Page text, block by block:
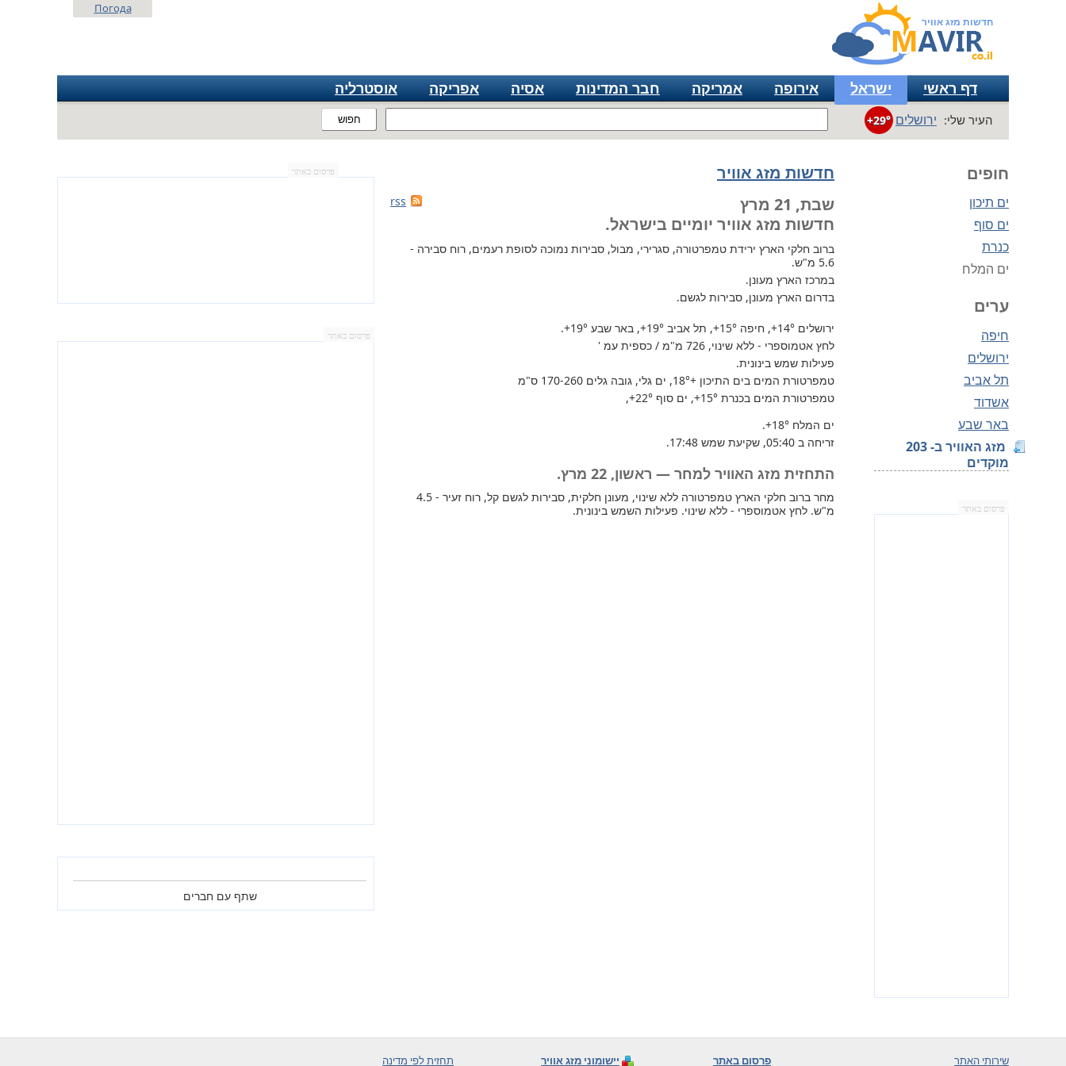
חדשות מזג אוויר
חפוש
Погода
דף ראשי ישראל אירופה אמריקה חבר המדינות אסיה אפריקה אוסטרליה
העיר שלי: ירושלים +29°
חופים
ים תיכון
ים סוף
כנרת
ים המלח
ערים
חיפה
ירושלים
תל אביב
אשדוד
באר שבע
מזג האוויר ב- 203
מוקדים
פרסום באתר
חדשות מזג אוויר
rss
שבת, 21 מרץ
חדשות מזג אוויר יומיים בישראל.
ברוב חלקי הארץ ירידת טמפרטורה, סגרירי, מבול, סבירות נמוכה לסופת רעמים, רוח סבירה -
5.6 מ"ש.
במרכז הארץ מעונן.
בדרום הארץ מעונן, סבירות לגשם.
ירושלים +14°, חיפה +15°, תל אביב +19°, באר שבע +19°
.
לחץ אטמוספרי - ללא שינוי, 726 מ"מ / כספית עמ '
פעילות שמש בינונית.
טמפרטורת המים בים התיכון +18°
, ים גלי, גובה גלים 170-260 ס"מ
טמפרטורת המים בכנרת +15°, ים סוף +22°
,
ים המלח +18°
.
זריחה ב 05:40, שקיעת שמש 17:48.
התחזית מזג האוויר למחר — ראשון, 22 מרץ.
מחר ברוב חלקי הארץ טמפרטורה ללא שינוי, מעונן חלקית, סבירות לגשם קל, רוח זעיר - 4.5
מ"ש. לחץ אטמוספרי - ללא שינוי. פעילות השמש בינונית.
פרסום באתר
פרסום באתר
שתף עם חברים
שירותי האתר פרסום באתר יישומוני מזג אוויר תחזית לפי מדינה